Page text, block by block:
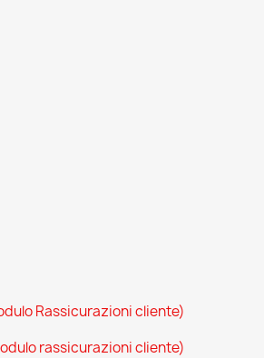
Rassicurazioni cliente)
rassicurazioni cliente)